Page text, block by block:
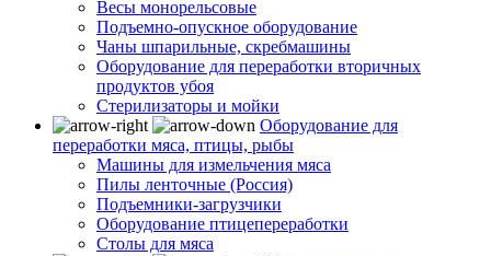
Весы монорельсовые
Подъемно-опускное оборудование
Чаны шпарильные, скребмашины
Оборудование для переработки вторичных
продуктов убоя
Стерилизаторы и мойки
Оборудование для
переработки мяса, птицы, рыбы
Машины для измельчения мяса
Пилы ленточные (Россия)
Подъемники-загрузчики
Оборудование птицепереработки
Столы для мяса